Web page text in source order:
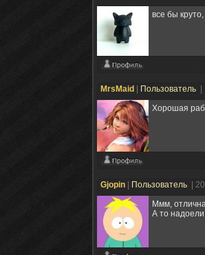
все бы
MrsMaid Пользователь
Хорошая
Gjopin Пользователь
|
Ммм,
А то